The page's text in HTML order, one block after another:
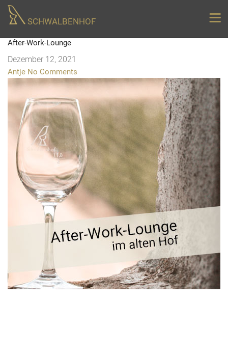
SCHWALBENHOF
After-Work-Lounge
Dezember 12, 2021
Antje No Comments